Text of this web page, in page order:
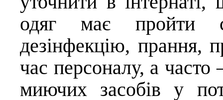
одяг має пройти
дезінфекцію, прання,
час персоналу, а часто
миючих засобів у